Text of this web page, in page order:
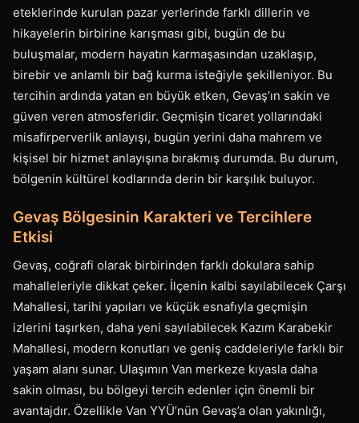
eteklerinde kurulan pazar yerlerinde farklı dillerin ve
hikayelerin birbirine karışması gibi, bugün de bu
buluşmalar, modern hayatın karmaşasından uzaklaşıp,
birebir ve anlamlı bir bağ kurma isteğiyle şekilleniyor. Bu
tercihin ardında yatan en büyük etken, Gevaş’ın sakin ve
güven veren atmosferidir. Geçmişin ticaret yollarındaki
misafirperverlik anlayışı, bugün yerini daha mahrem ve
kişisel bir hizmet anlayışına bırakmış durumda. Bu durum,
bölgenin kültürel kodlarında derin bir karşılık buluyor.
Gevaş Bölgesinin Karakteri ve Tercihlere
Etkisi
Gevaş, coğrafi olarak birbirinden farklı dokulara sahip
mahalleleriyle dikkat çeker. İlçenin kalbi sayılabilecek Çarşı
Mahallesi, tarihi yapıları ve küçük esnafıyla geçmişin
izlerini taşırken, daha yeni sayılabilecek Kazım Karabekir
Mahallesi, modern konutları ve geniş caddeleriyle farklı bir
yaşam alanı sunar. Ulaşımın Van merkeze kıyasla daha
sakin olması, bu bölgeyi tercih edenler için önemli bir
avantajdır. Özellikle Van YYÜ’nün Gevaş’a olan yakınlığı,